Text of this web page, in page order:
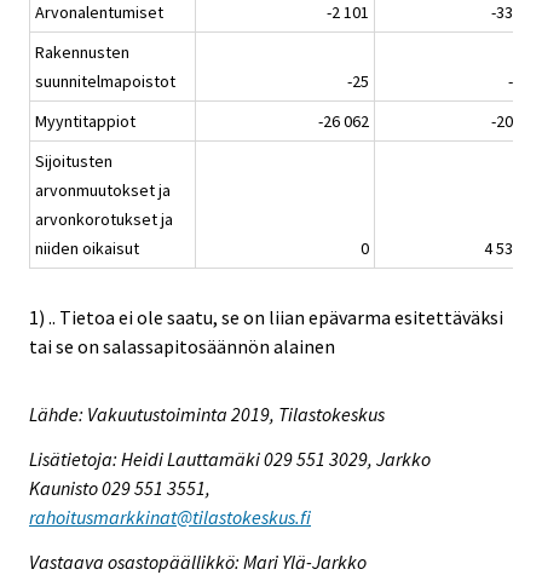
Arvonalentumiset
-2 101
-333
Rakennusten
suunnitelmapoistot
-25
-5
Myyntitappiot
-26 062
-200
Sijoitusten
arvonmuutokset ja
arvonkorotukset ja
niiden oikaisut
0 4 531
1) .. Tietoa ei ole saatu, se on liian epävarma esitettäväksi
tai se on salassapitosäännön alainen
Lähde: Vakuutustoiminta 2019, Tilastokeskus
Lisätietoja: Heidi Lauttamäki 029 551 3029, Jarkko
Kaunisto 029 551 3551,
rahoitusmarkkinat@tilastokeskus.fi
Vastaava osastopäällikkö: Mari Ylä-Jarkko